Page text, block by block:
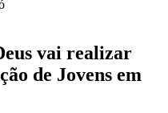
vai realizar
de Jovens em